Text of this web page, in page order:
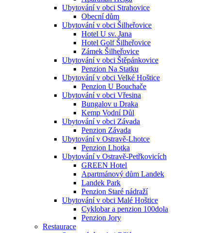
Ubytování v obci Strahovice
Obecní dům
Ubytování v obci Šilheřovice
Hotel U sv. Jana
Hotel Golf Šilheřovice
Zámek Šilheřovice
Ubytování v obci Štěpánkovice
Penzion Na Statku
Ubytování v obci Velké Hoštice
Penzion U Bouchače
Ubytování v obci Vřesina
Bungalov u Draka
Kemp Vodní Důl
Ubytování v obci Závada
Penzion Závada
Ubytování v Ostravě-Lhotce
Penzion Lhotka
Ubytování v Ostravě-Petřkovicích
GREEN Hotel
Apartmánový dům Landek
Landek Park
Penzion Staré nádraží
Ubytování v obci Malé Hoštice
Cyklobar a penzion 100dola
Penzion Jory
Restaurace